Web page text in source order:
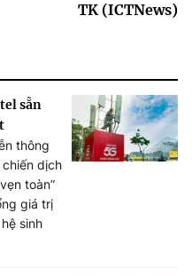
TK (ICTNews)
sẵn
thông
dịch
toàn”
giá trị
sinh